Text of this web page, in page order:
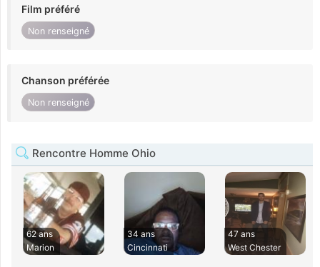
Film préféré
Non renseigné
Chanson préférée
Non renseigné
Rencontre Homme Ohio
62 ans
Marion
34 ans
Cincinnati
47 ans
West Chester